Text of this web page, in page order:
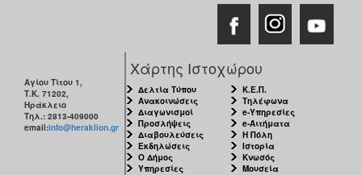
Αγίου Τίτου 1,
Τ.Κ. 71202,
Ηράκλειο
Τηλ.: 2813-409000
email:info@heraklion.gr
Χάρτης Ιστοχώρου
Δελτία Τύπου
Ανακοινώσεις
Διαγωνισμοί
Προσλήψεις
Διαβουλεύσεις
Εκδηλώσεις
Ο Δήμος
Υπηρεσίες
Κ.Ε.Π.
Τηλέφωνα
e-Υπηρεσίες
e-Αιτήματα
Η Πόλη
Ιστορία
Κνωσός
Μουσεία